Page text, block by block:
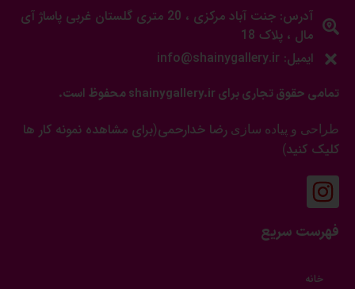
آدرس: جنت آباد مرکزی ، 20 متری گلستان غربی پاساژ آی
مال ، پلاک 18
ایمیل: info@shainygallery.ir
تمامی حقوق تجاری برای shainygallery.ir محفوظ است.
طراحی و پیاده سازی رضا خدارحمی(برای مشاهده نمونه کار ها
کلیک کنید)
فهرست سریع
خانه